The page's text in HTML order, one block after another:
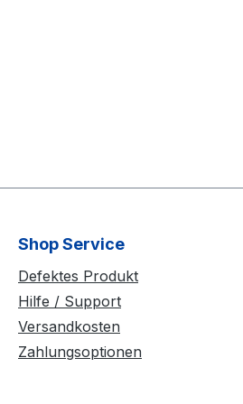
Shop Service
Defektes Produkt
Hilfe / Support
Versandkosten
Zahlungsoptionen